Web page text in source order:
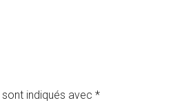
indiqués avec *